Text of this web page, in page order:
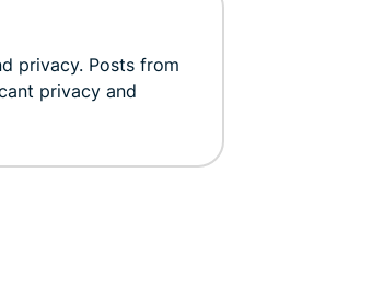
privacy. Posts from
privacy and